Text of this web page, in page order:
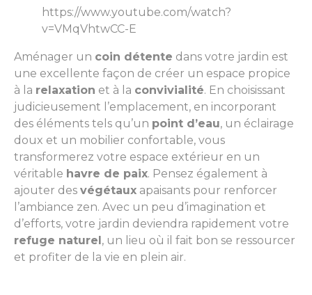
https://www.youtube.com/watch?
v=VMqVhtwCC-E
Aménager un coin détente dans votre jardin est
une excellente façon de créer un espace propice
à la relaxation et à la convivialité. En choisissant
judicieusement l’emplacement, en incorporant
des éléments tels qu’un point d’eau, un éclairage
doux et un mobilier confortable, vous
transformerez votre espace extérieur en un
véritable havre de paix. Pensez également à
ajouter des végétaux apaisants pour renforcer
l’ambiance zen. Avec un peu d’imagination et
d’efforts, votre jardin deviendra rapidement votre
refuge naturel, un lieu où il fait bon se ressourcer
et profiter de la vie en plein air.